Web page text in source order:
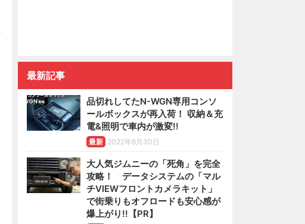
最新記事
品切れしてたN-WGN専用コンソ
ールボックスが再入荷！ 収納＆充
電&照明で車内が激変!!
最新 2022年6月30日
大人気ジムニーの「死角」を完全
攻略！ データシステムの「マル
チVIEWフロントカメラキット」
で街乗りもオフロードも安心感が
爆上がり!!【PR】